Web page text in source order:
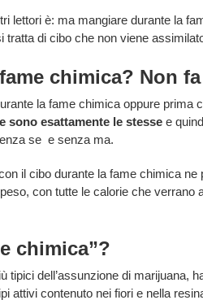
lettori è: ma mangiare durante la
di cibo che non viene
chimica? Non
la fame chimica oppure prima
sono esattamente le stesse e
se e senza ma.
il cibo durante la fame chimica ne
con tutte le calorie che verrano
chimica”?
tipici dell’assunzione di marijuana,
attivi contenuto nei fiori e nella